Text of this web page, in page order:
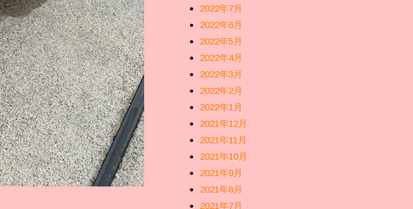
2022年7月
2022年6月
2022年5月
2022年4月
2022年3月
2022年2月
2022年1月
2021年12月
2021年11月
2021年10月
2021年9月
2021年8月
2021年7月